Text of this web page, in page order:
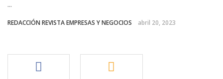
...
REDACCIÓN REVISTA EMPRESAS Y NEGOCIOS abril 20, 2023